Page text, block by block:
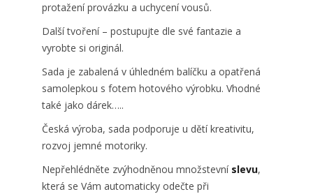
protažení provázku a uchycení vousů.
Další tvoření – postupujte dle své fantazie a
vyrobte si originál.
Sada je zabalená v úhledném balíčku a opatřená
samolepkou s fotem hotového výrobku. Vhodné
také jako dárek…..
Česká výroba, sada podporuje u dětí kreativitu,
rozvoj jemné motoriky.
Nepřehlédněte zvýhodněnou množstevní slevu,
která se Vám automaticky odečte při